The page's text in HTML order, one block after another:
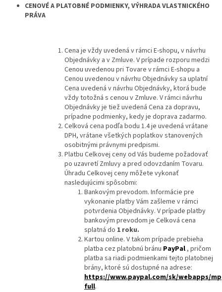
CENOVÉ A PLATOBNÉ PODMIENKY, VÝHRADA VLASTNICKÉHO
PRÁVA
Cena je vždy uvedená v rámci E-shopu, v návrhu
Objednávky a v Zmluve. V prípade rozporu medzi
Cenou uvedenou pri Tovare v rámci E-shopu a
Cenou uvedenou v návrhu Objednávky sa uplatní
Cena uvedená v návrhu Objednávky, ktorá bude
vždy totožná s cenou v Zmluve. V rámci návrhu
Objednávky je tiež uvedená Cena za dopravu,
prípadne podmienky, kedy je doprava zadarmo.
Celková cena podľa bodu 1.4 je uvedená vrátane
DPH, vrátane všetkých poplatkov stanovených
osobitnými právnymi predpismi.
Platbu Celkovej ceny od Vás budeme požadovať
po uzavretí Zmluvy a pred odovzdaním Tovaru.
Úhradu Celkovej ceny môžete vykonať
nasledujúcimi spôsobmi:
Bankovým prevodom. Informácie pre
vykonanie platby Vám zašleme v rámci
potvrdenia Objednávky. V prípade platby
bankovým prevodom je Celková cena
splatná do 1 roku.
Kartou online. V takom prípade prebieha
platba cez platobnú bránu PayPal , pričom
platba sa riadi podmienkami tejto platobnej
brány, ktoré sú dostupné na adrese:
https://www.paypal.com/sk/webapps/
full.